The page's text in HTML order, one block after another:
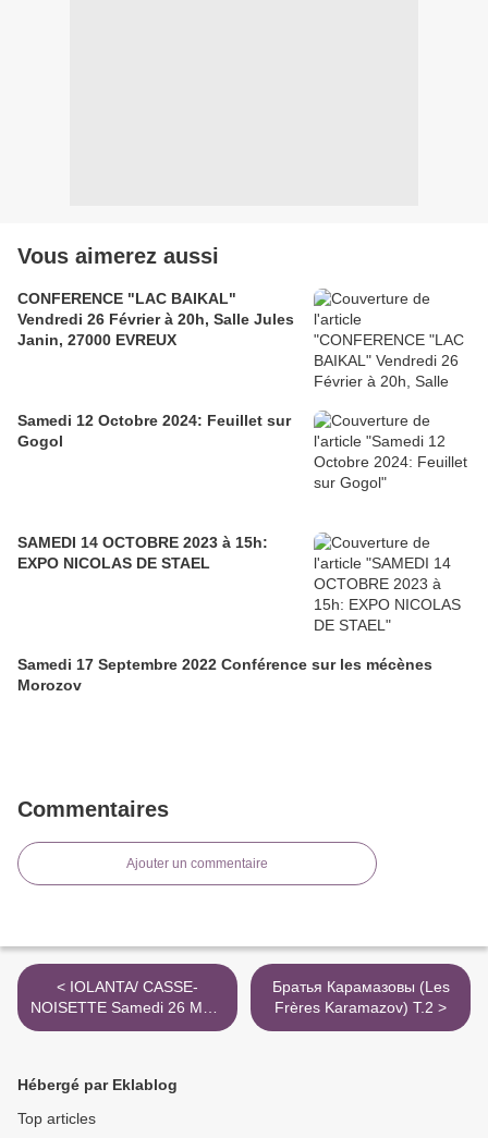
Vous aimerez aussi
CONFERENCE "LAC BAIKAL"
Vendredi 26 Février à 20h, Salle Jules
Janin, 27000 EVREUX
Samedi 12 Octobre 2024: Feuillet sur
Gogol
SAMEDI 14 OCTOBRE 2023 à 15h:
EXPO NICOLAS DE STAEL
Samedi 17 Septembre 2022 Conférence sur les mécènes
Morozov
Commentaires
Ajouter un commentaire
< IOLANTA/ CASSE-
NOISETTE Samedi 26 Mars
19h
Братья Карамазовы (Les
Frères Karamazov) T.2 >
Hébergé par Eklablog
Top articles